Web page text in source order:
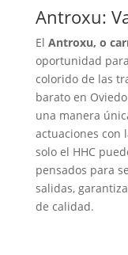
Antroxu:
El Antroxu, o
oportunidad
colorido de las
barato en
una manera
actuaciones con
solo el HHC
pensados para
salidas,
de calidad.